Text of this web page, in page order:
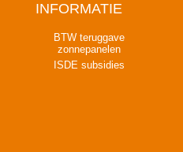
INFORMATIE
BTW teruggave
zonnepanelen
ISDE subsidies